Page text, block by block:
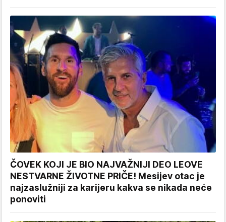
ČOVEK KOJI JE BIO NAJVAŽNIJI DEO LEOVE
NESTVARNE ŽIVOTNE PRIČE! Mesijev otac je
najzaslužniji za karijeru kakva se nikada neće
ponoviti